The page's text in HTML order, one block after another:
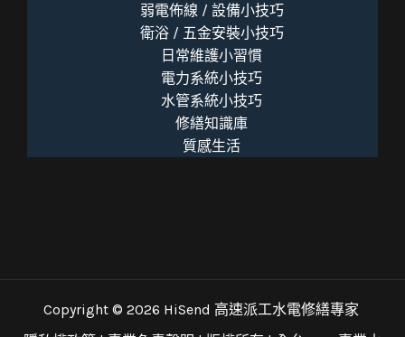
弱電佈線 / 設備小技巧
衛浴 / 五金安裝小技巧
日常維護小習慣
電力系統小技巧
水管系統小技巧
修繕知識庫
質感生活
Copyright © 2026 HiSend 高速派工水電修繕專家